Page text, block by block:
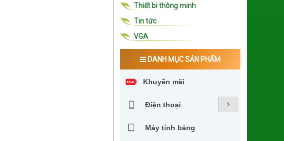
Thiết bi thông minh
Tin tức
VGA
DANH MỤC SẢN PHẨM
Khuyến mãi
Điện thoại
Máy tính bảng